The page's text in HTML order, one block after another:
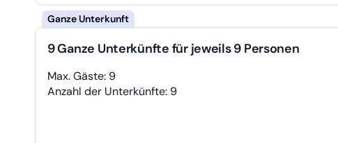
9 Ganze Unterkünfte für jeweils 9 Personen
Max. Gäste: 9
Anzahl der Unterkünfte: 9